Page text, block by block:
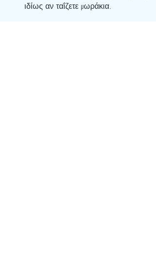
ιδίως αν ταΐζετε μωράκια.